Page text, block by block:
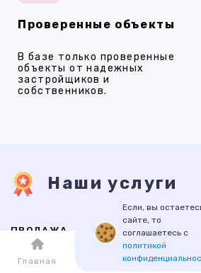
Проверенные объекты
В базе только проверенные
объекты от надежных
застройщиков и
собственников.
Наши услуги
ПРОДАЖА АРЕНДА
Если, вы
сайте, то
соглашаетесь с
политикой
Главная Каталог